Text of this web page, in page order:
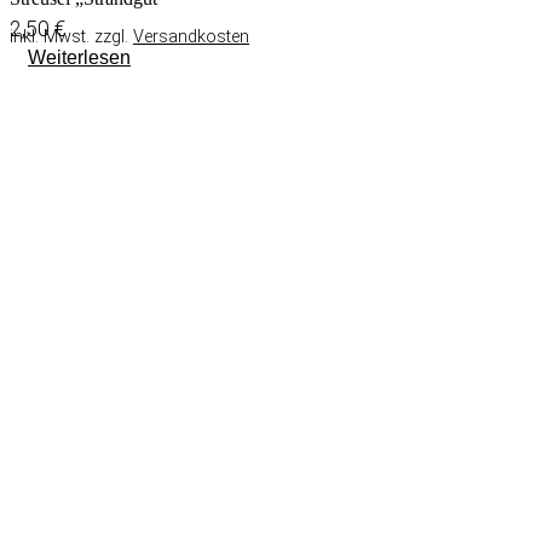
2,50€
inkl. Mwst. zzgl. Versandkosten
Weiterlesen